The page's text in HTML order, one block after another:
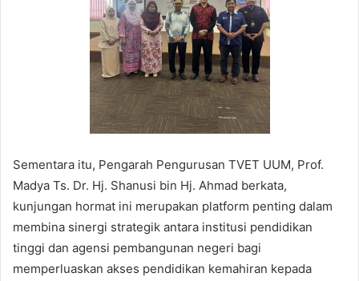
Sementara itu, Pengarah Pengurusan TVET UUM, Prof.
Madya Ts. Dr. Hj. Shanusi bin Hj. Ahmad berkata,
kunjungan hormat ini merupakan platform penting dalam
membina sinergi strategik antara institusi pendidikan
tinggi dan agensi pembangunan negeri bagi
memperluaskan akses pendidikan kemahiran kepada